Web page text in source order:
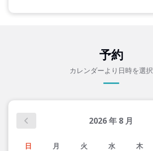
予約
カレンダーより日時を選択
2026年 8 月
日 月 火 水 木